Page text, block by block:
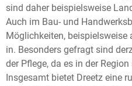
sind daher beispielsweise
Auch im Bau- und
Möglichkeiten,
in. Besonders gefragt sind
der Pflege, da es in der
Insgesamt bietet Dreetz eine